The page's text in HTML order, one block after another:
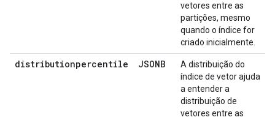
vetores entre as
partições, mesmo
quando o índice for
criado inicialmente.
distributionpercentile JSONB
A distribuição do
índice de vetor ajuda
a entender a
distribuição de
vetores entre as